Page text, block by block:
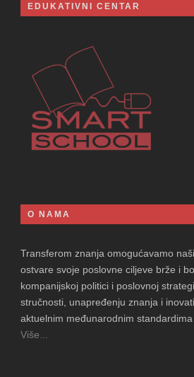
EDUKATIVNI CENTAR
O NAMA
Transferom znanja omogućavamo
ostvare svoje poslovne ciljeve brže i
kompanijskoj politici i poslovnoj
stručnosti, unapređenju znanja i
aktuelnim međunarodnim
Više...